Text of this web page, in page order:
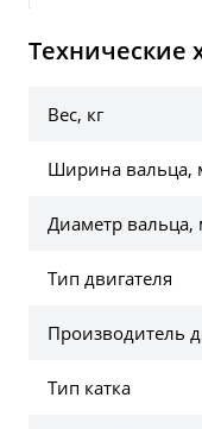
Технические
Вес, кг
Ширина вальца,
Диаметр вальца,
Тип двигателя
Производитель
Тип катка